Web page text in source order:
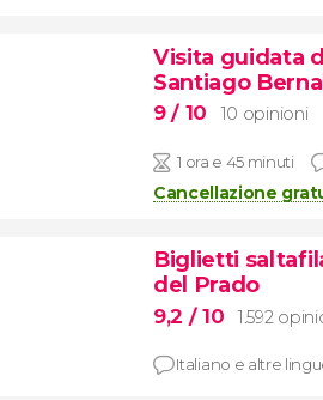
Visita guidata
Santiago
9/ 10 10 opinioni
1 ora e 45 minuti
Cancellazione
Biglietti
del Prado
9,2 / 10 1.592
Italiano e altre